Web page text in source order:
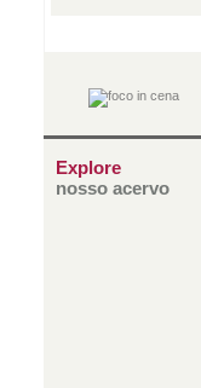
Explore
nosso acervo